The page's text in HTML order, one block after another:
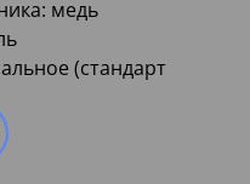
медь
(стандарт